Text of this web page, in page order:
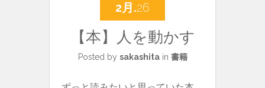
2月.26
【本】人を動かす
Posted by sakashitain 書籍